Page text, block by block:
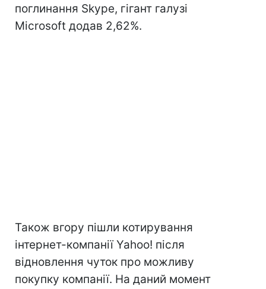
поглинання Skype, гігант галузі
Microsoft додав 2,62%.
Також вгору пішли котирування
інтернет-компанії Yahoo! після
відновлення чуток про можливу
покупку компанії. На даний момент